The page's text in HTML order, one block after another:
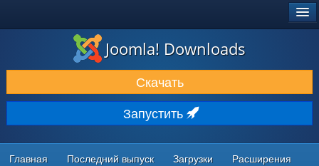
ЗАГРУЗКИ И РАСШИРЕНИЯ
ДОКУМЕНТАЦИЯ И ОБУЧЕНИЕ
СООБЩЕСТВО И ПОДДЕРЖКА
РЕСУРСЫ ДЛЯ РАЗРАБОТЧИКОВ
Joomla! Downloads
Скачать
Запустить
Главная Последний выпуск Загрузки Расширения